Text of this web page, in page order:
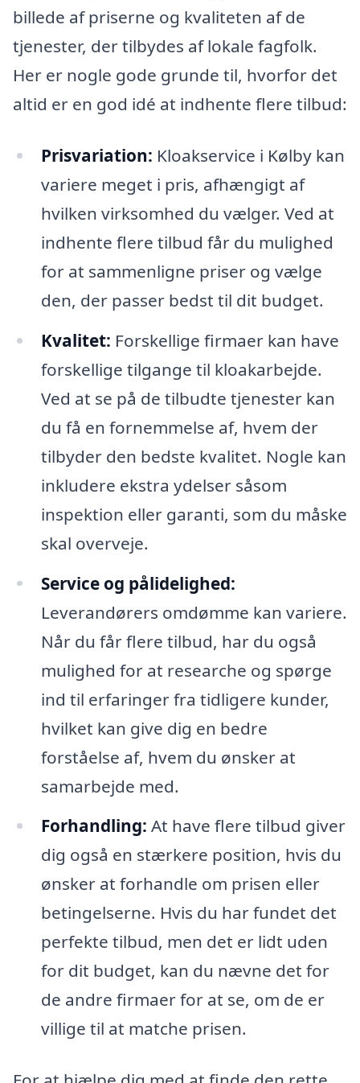
billede af priserne og kvaliteten af de
tjenester, der tilbydes af lokale fagfolk.
Her er nogle gode grunde til, hvorfor det
altid er en god idé at indhente flere tilbud:
Prisvariation: Kloakservice i Kølby kan
variere meget i pris, afhængigt af
hvilken virksomhed du vælger. Ved at
indhente flere tilbud får du mulighed
for at sammenligne priser og vælge
den, der passer bedst til dit budget.
Kvalitet: Forskellige firmaer kan have
forskellige tilgange til kloakarbejde.
Ved at se på de tilbudte tjenester kan
du få en fornemmelse af, hvem der
tilbyder den bedste kvalitet. Nogle kan
inkludere ekstra ydelser såsom
inspektion eller garanti, som du måske
skal overveje.
Service og pålidelighed:
Leverandørers omdømme kan variere.
Når du får flere tilbud, har du også
mulighed for at researche og spørge
ind til erfaringer fra tidligere kunder,
hvilket kan give dig en bedre
forståelse af, hvem du ønsker at
samarbejde med.
Forhandling: At have flere tilbud giver
dig også en stærkere position, hvis du
ønsker at forhandle om prisen eller
betingelserne. Hvis du har fundet det
perfekte tilbud, men det er lidt uden
for dit budget, kan du nævne det for
de andre firmaer for at se, om de er
villige til at matche prisen.